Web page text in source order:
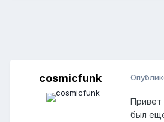
cosmicfunk
Привет
был